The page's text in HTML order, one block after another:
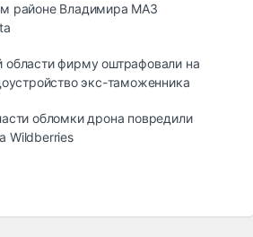
районе Владимира МАЗ
области фирму оштрафовали на
экс-таможенника
обломки дрона повредили
Wildberries